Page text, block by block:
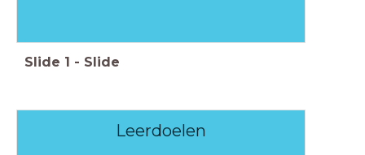
Slide 1 - Slide
Leerdoelen